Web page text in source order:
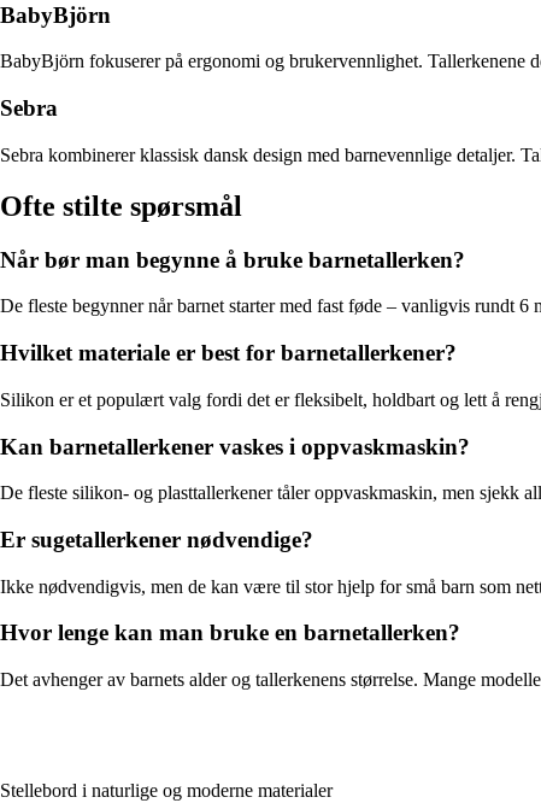
BabyBjörn
BabyBjörn fokuserer på ergonomi og brukervennlighet. Tallerkenene
Sebra
Sebra kombinerer klassisk dansk design med barnevennlige detaljer.
Ofte stilte spørsmål
Når bør man begynne å bruke barnetallerken?
De fleste begynner når barnet starter med fast føde – vanligvis rundt
Hvilket materiale er best for barnetallerkener?
Silikon er et populært valg fordi det er fleksibelt, holdbart og lett å
Kan barnetallerkener vaskes i oppvaskmaskin?
De fleste silikon- og plasttallerkener tåler oppvaskmaskin, men sjekk
Er sugetallerkener nødvendige?
Ikke nødvendigvis, men de kan være til stor hjelp for små barn som
Hvor lenge kan man bruke en barnetallerken?
Det avhenger av barnets alder og tallerkenens størrelse. Mange
Stellebord i naturlige og moderne materialer